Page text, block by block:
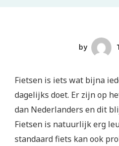
by
Fietsen is iets wat bijna
dagelijks doet. Er zijn op
dan Nederlanders en dit
Fietsen is natuurlijk erg
standaard fiets kan ook